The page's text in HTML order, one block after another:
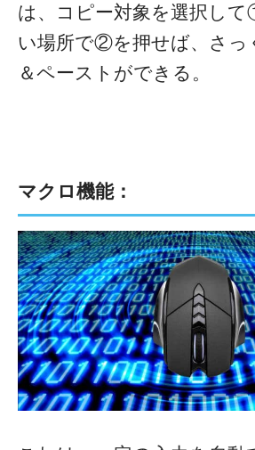
は、コピー対象を選択し
い場所で②を押せば、さっ
＆ペーストができる。
マクロ機能：